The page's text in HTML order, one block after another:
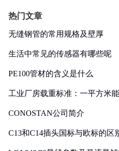
热门文章
无缝钢管的常用规格及壁厚
生活中常见的传感器有哪些呢
PE100管材的含义是什么
工业厂房载重标准：一平方米
CONOSTAN公司简介
C13和C14插头国标与欧标的区